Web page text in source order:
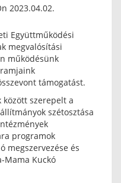
2023.04.02.
Együttműködési
megvalósítási
működésünk
támogatást.
között szerepelt a
szétosztása
programok
megszervezése és
Mama Kuckó